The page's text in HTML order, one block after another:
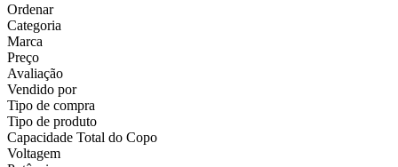
Ordenar
Categoria
Marca
Preço
Avaliação
Vendido por
Tipo de compra
Tipo de produto
Capacidade Total do Copo
Voltagem